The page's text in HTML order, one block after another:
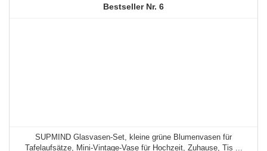
6
SUPMIND Glasvasen-Set, kleine grüne Blumenvasen für
Tafelaufsätze, Mini-Vintage-Vase für Hochzeit, Zuhause, Tis ...